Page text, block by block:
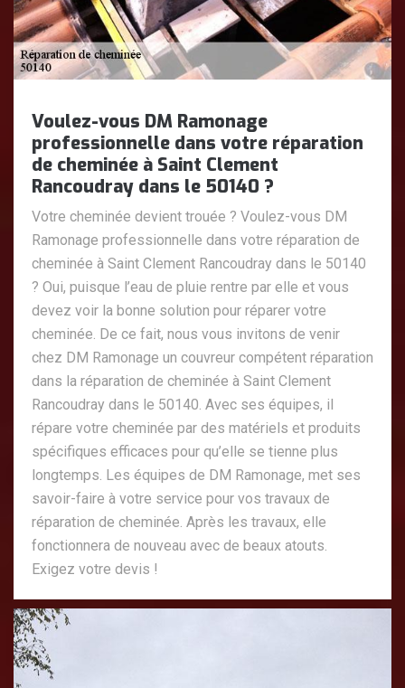
Voulez-vous DM Ramonage
professionnelle dans votre réparation
de cheminée à Saint Clement
Rancoudray dans le 50140 ?
Votre cheminée devient trouée ? Voulez-vous DM
Ramonage professionnelle dans votre réparation de
cheminée à Saint Clement Rancoudray dans le 50140
? Oui, puisque l’eau de pluie rentre par elle et vous
devez voir la bonne solution pour réparer votre
cheminée. De ce fait, nous vous invitons de venir
chez DM Ramonage un couvreur compétent réparation
dans la réparation de cheminée à Saint Clement
Rancoudray dans le 50140. Avec ses équipes, il
répare votre cheminée par des matériels et produits
spécifiques efficaces pour qu’elle se tienne plus
longtemps. Les équipes de DM Ramonage, met ses
savoir-faire à votre service pour vos travaux de
réparation de cheminée. Après les travaux, elle
fonctionnera de nouveau avec de beaux atouts.
Exigez votre devis !